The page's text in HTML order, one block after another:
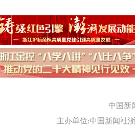
中国新
主办单位:中国新闻社